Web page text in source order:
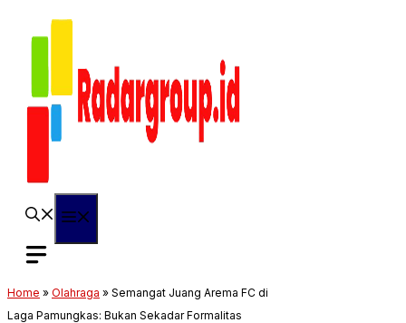
Langsung
Home » Olahraga » Semangat Juang Arema FC di
Laga Pamungkas: Bukan Sekadar Formalitas